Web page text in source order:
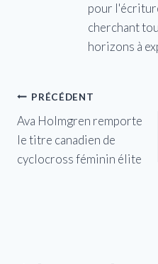
pour
cherchant
horizons à
Navigation
de
l’article
PRÉCÉDENT
Ava Holmgren remporte
le titre canadien de
cyclocross féminin élite